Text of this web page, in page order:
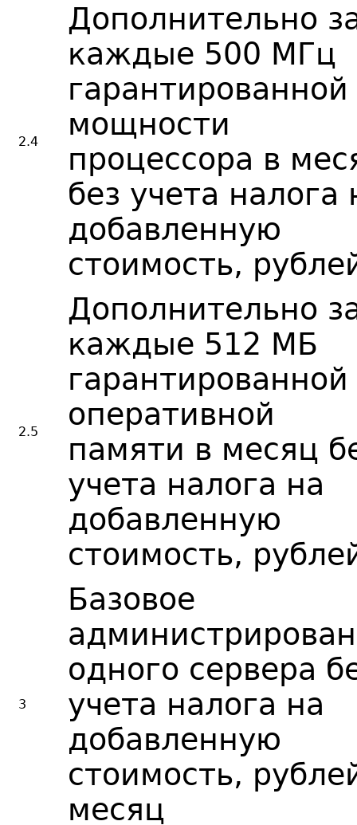
2.4
Дополнительно
каждые 500 МГц
гарантированной
мощности
процессора в
без учета налога
добавленную
стоимость,
2.5
Дополнительно
каждые 512 МБ
гарантированной
оперативной
памяти в месяц
учета налога на
добавленную
стоимость,
3
Базовое
одного сервера
учета налога на
добавленную
стоимость,
месяц